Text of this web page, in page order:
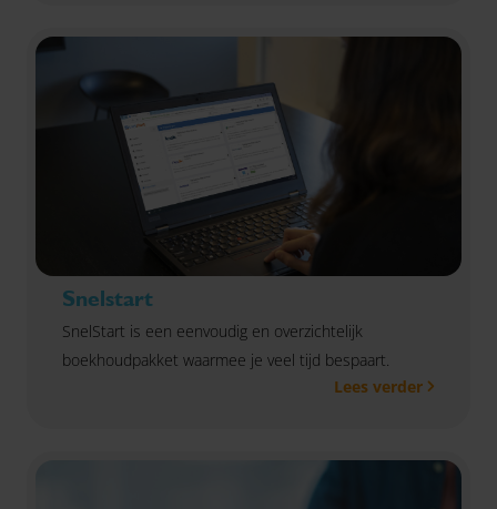
Snelstart
SnelStart is een eenvoudig en overzichtelijk
boekhoudpakket waarmee je veel tijd bespaart.
Lees verder